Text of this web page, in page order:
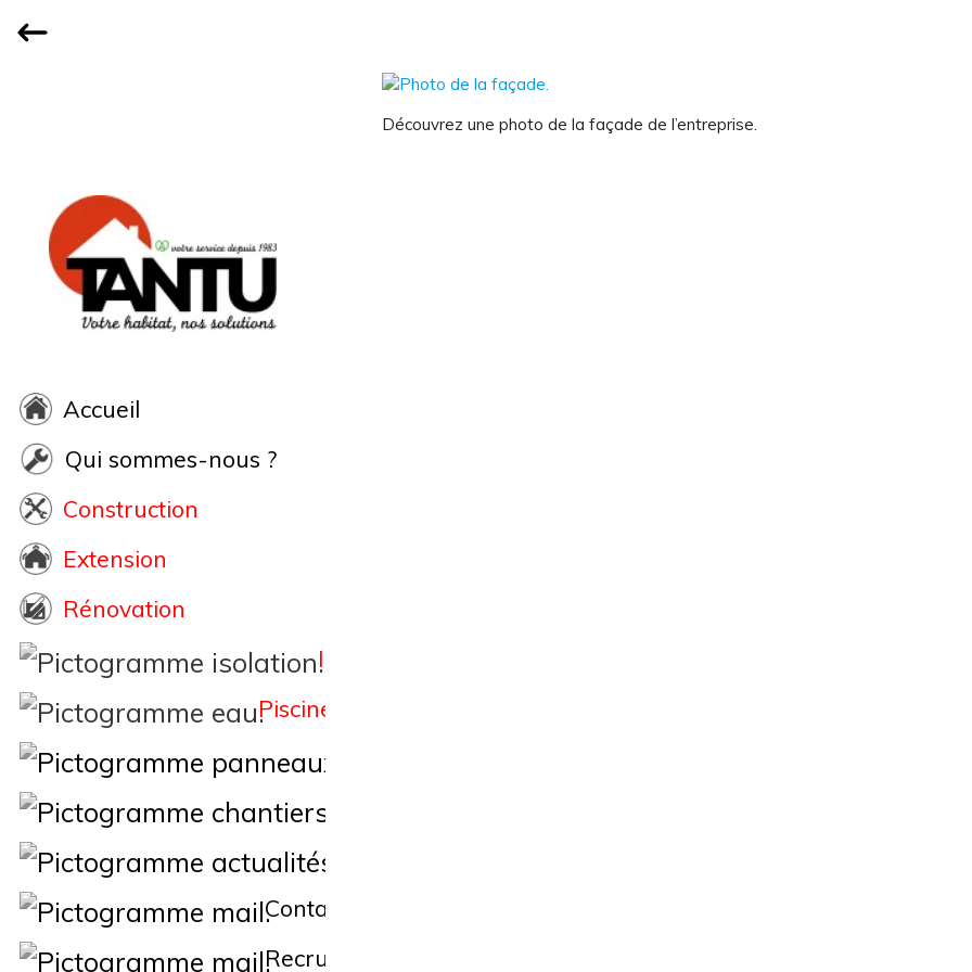
Accueil
Qui sommes-nous ?
Construction
Extension
Rénovation
Isolation
Piscine
Contact
Recrutement
Découvrez une photo de la façade de l’entreprise.